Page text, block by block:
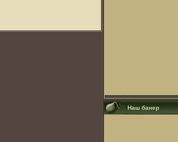
Наш банер